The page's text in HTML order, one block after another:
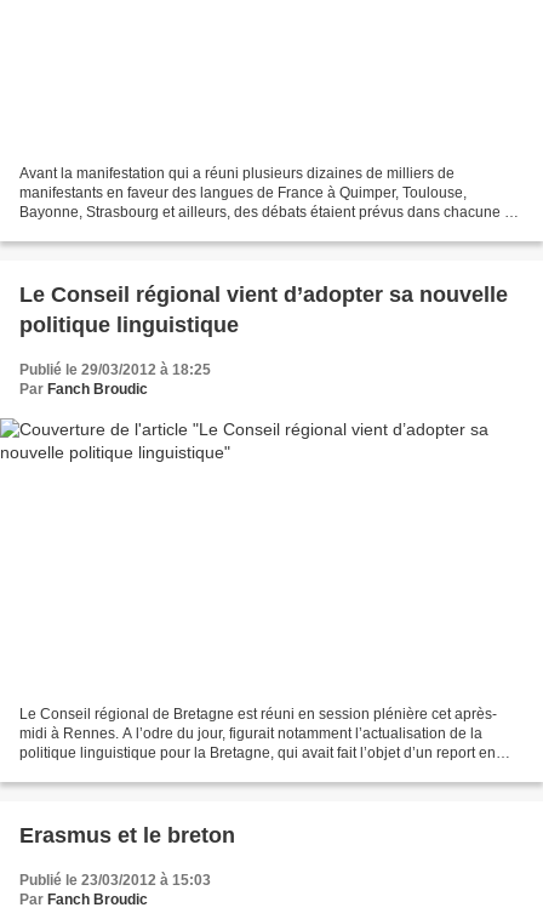
Avant la manifestation qui a réuni plusieurs dizaines de milliers de
manifestants en faveur des langues de France à Quimper, Toulouse,
Bayonne, Strasbourg et ailleurs, des débats étaient prévus dans chacune de
Le Conseil régional vient d’adopter sa nouvelle
politique linguistique
Publié le 29/03/2012 à 18:25
Par Fanch Broudic
Le Conseil régional de Bretagne est réuni en session plénière cet après-
midi à Rennes. A l’odre du jour, figurait notamment l’actualisation de la
politique linguistique pour la Bretagne, qui avait fait l’objet d’un report en
Erasmus et le breton
Publié le 23/03/2012 à 15:03
Par Fanch Broudic